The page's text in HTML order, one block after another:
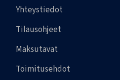
Yhteystiedot
Tilausohjeet
Maksutavat
Toimitusehdot